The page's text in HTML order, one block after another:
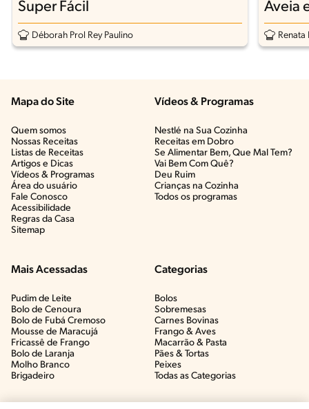
Super Fácil
Déborah Prol Rey Paulino
Aveia
Renata
Mapa do Site
Quem somos
Nossas Receitas
Listas de Receitas​
Artigos e Dicas​
Vídeos & Programas​
Área do usuário
Fale Conosco
Acessibilidade
Regras da Casa
Sitemap
Vídeos & Programas​
Nestlé na Sua Cozinha
Receitas em Dobro
Se Alimentar Bem, Que Mal Tem?​
Vai Bem Com Quê?​
Deu Ruim​
Crianças na Cozinha​
Todos os programas
Mais Acessadas
Pudim de Leite
Bolo de Cenoura
Bolo de Fubá Cremoso
Mousse de Maracujá
Fricassê de Frango
Bolo de Laranja
Molho Branco
Brigadeiro
Categorias
Bolos
Sobremesas
Carnes Bovinas​
Frango & Aves​
Macarrão & Pasta​
Pães & Tortas​
Peixes
Todas as Categorias